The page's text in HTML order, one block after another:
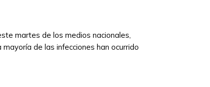
martes de los medios nacionales,
de las infecciones han ocurrido